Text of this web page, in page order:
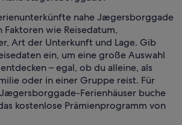
nahe Jægersborggade
Faktoren wie Reisedatum,
Art der Unterkunft und Lage. Gib
ein, um eine große Auswahl
– egal, ob du alleine, als
oder in einer Gruppe reist. Für
Ferienhäuser buche
kostenlose Prämienprogramm von